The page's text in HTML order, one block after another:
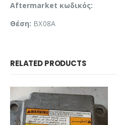
Aftermarket κωδικός:
Θέση: BX08A
RELATED PRODUCTS